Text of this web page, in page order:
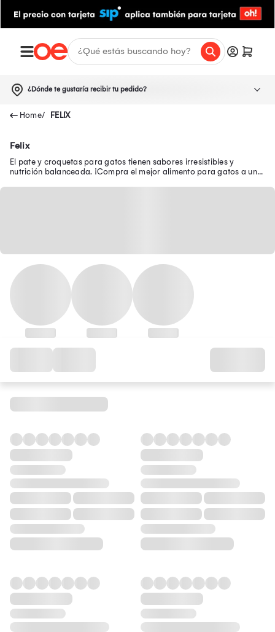
¿Dónde te gustaría recibir tu pedido?
FELIX
Felix
El pate y croquetas para gatos tienen sabores irresistibles y
nutrición balanceada. ¡Compra el mejor alimento para gatos a un